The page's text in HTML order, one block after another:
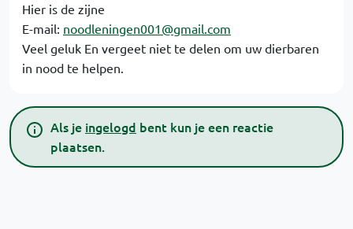
Hier is de zijne
E-mail: noodleningen001@gmail.com
Veel geluk En vergeet niet te delen om uw dierbaren
in nood te helpen.
Als je ingelogd bent kun je een reactie
plaatsen.